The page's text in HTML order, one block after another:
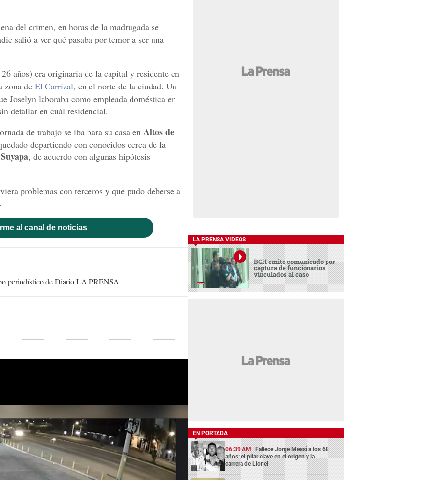
del crimen, en horas de la madrugada se
salió a ver qué pasaba por temor a ser una
26 años) era originaria de la capital y residente en
zona de El Carrizal, en el norte de la ciudad. Un
Joselyn laboraba como empleada doméstica en
detallar en cuál residencial.
de trabajo se iba para su casa en Altos de
departiendo con conocidos cerca de la
, de acuerdo con algunas hipótesis
problemas con terceros y que pudo deberse a
al canal de noticias
periodístico de Diario LA PRENSA.
LA PRENSA VIDEOS
BCH emite comunicado por
captura de funcionarios
vinculados al caso
EN PORTADA
06:39 AM Fallece Jorge Messi a los 68
años: el pilar clave en el origen y la
carrera de Lionel